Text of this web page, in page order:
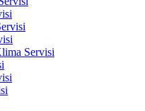
Servisi